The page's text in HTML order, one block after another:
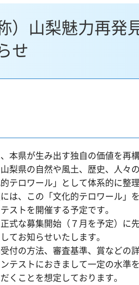
称）山梨魅力再
せ
本県が生み出す独自の価値を再
梨県の自然や風土、歴史、人々
テロワール」として体系的に整
は、この「文化的テロワール」
ストを開催する予定です。
式な募集開始（７月を予定）に
てお知らせいたします。
付の方法、審査基準、賞などの
テストにおきまして一定の水準
くことを想定しております。